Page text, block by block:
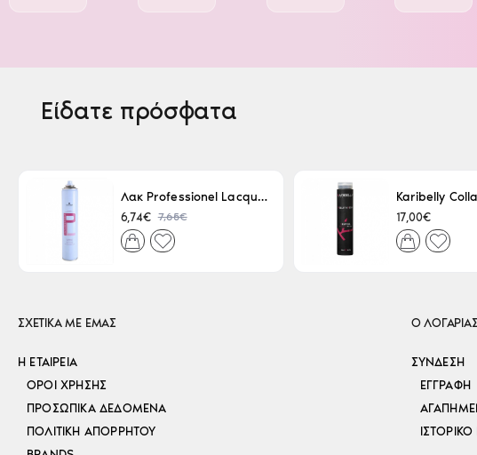
Είδατε πρόσφατα
Λακ Professionel Lacque Super Strong 500ml
6,74€ 7,65€ 17,00€
ΣΧΕΤΙΚΑ ΜΕ ΕΜΑΣ
Η ΕΤΑΙΡΕΊΑ
ΌΡΟΙ ΧΡΉΣΗΣ
ΠΡΟΣΩΠΙΚΆ ΔΕΔΟΜΈΝΑ
ΠΟΛΙΤΙΚΉ ΑΠΟΡΡΉΤΟΥ
Ο
ΣΎΝΔΕΣΗ
ΕΓΓΡΑΦΉ